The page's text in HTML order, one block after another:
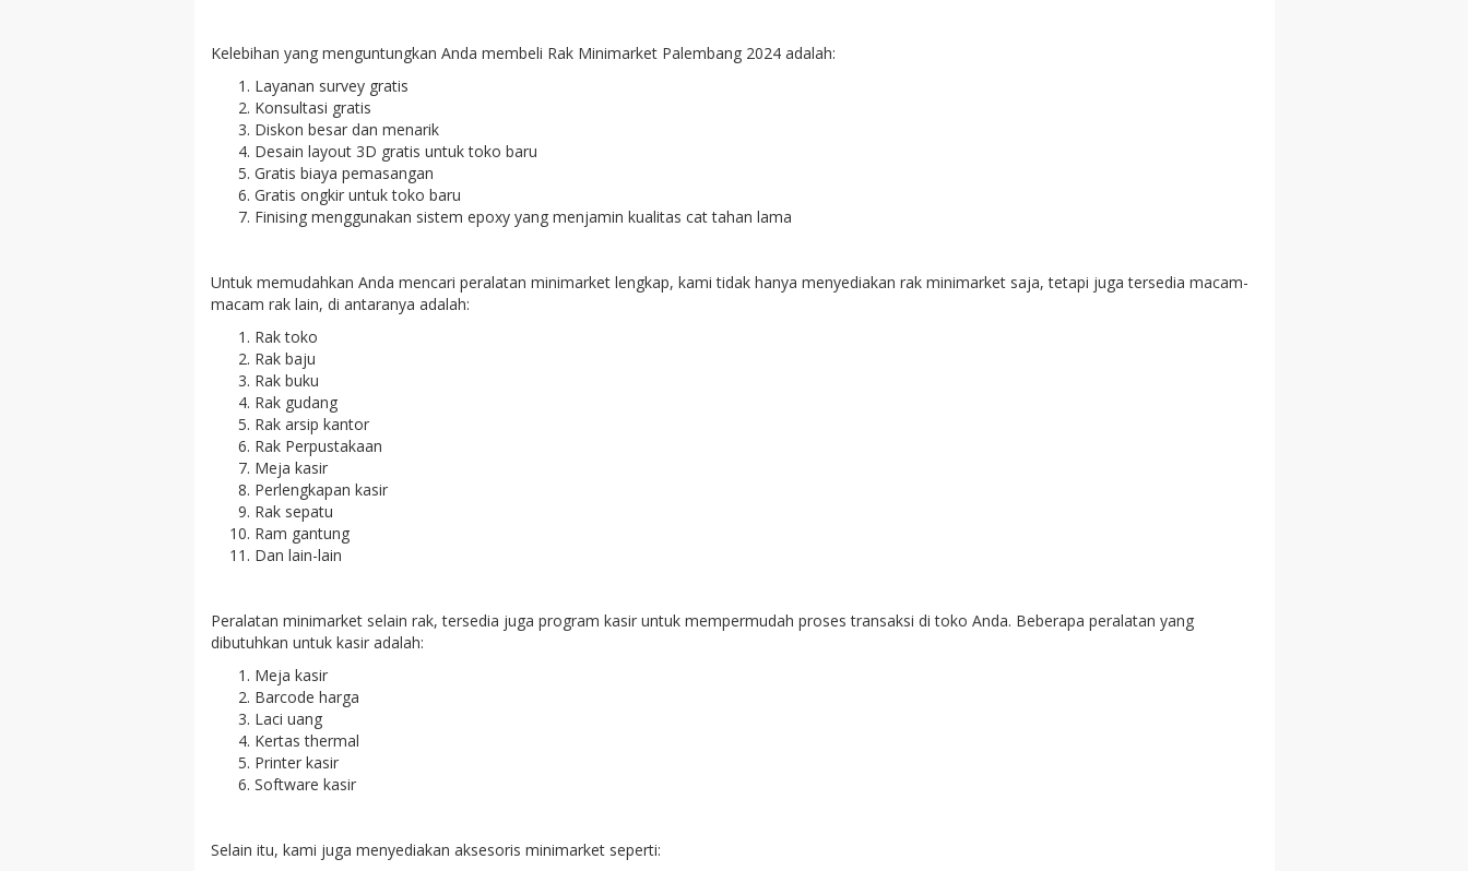
Kelebihan yang menguntungkan Anda membeli Rak Minimarket Palembang 2024 adalah:
Layanan survey gratis
Konsultasi gratis
Diskon besar dan menarik
Desain layout 3D gratis untuk toko baru
Gratis biaya pemasangan
Gratis ongkir untuk toko baru
Finising menggunakan sistem epoxy yang menjamin kualitas cat tahan lama
Untuk memudahkan Anda mencari peralatan minimarket lengkap, kami tidak hanya menyediakan rak minimarket saja, tetapi juga tersedia macam-
macam rak lain, di antaranya adalah:
Rak toko
Rak baju
Rak buku
Rak gudang
Rak arsip kantor
Rak Perpustakaan
Meja kasir
Perlengkapan kasir
Rak sepatu
Ram gantung
Dan lain-lain
Peralatan minimarket selain rak, tersedia juga program kasir untuk mempermudah proses transaksi di toko Anda. Beberapa peralatan yang
dibutuhkan untuk kasir adalah:
Meja kasir
Barcode harga
Laci uang
Kertas thermal
Printer kasir
Software kasir
Selain itu, kami juga menyediakan aksesoris minimarket seperti: